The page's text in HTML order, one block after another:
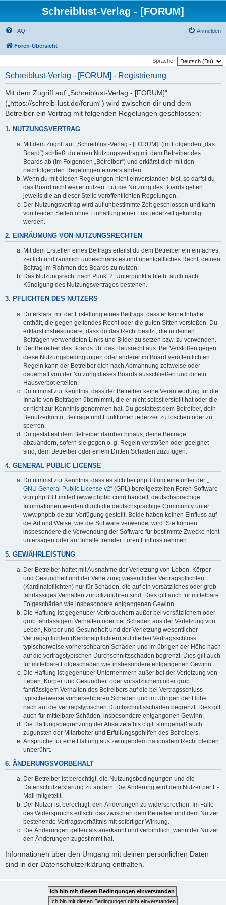
Schreiblust-Verlag - [FORUM]
FAQ Anmelden
Foren-Übersicht
Sprache:
Schreiblust-Verlag - [FORUM] - Registrierung
Mit dem Zugriff auf „Schreiblust-Verlag - [FORUM]“
(„https://schreib-lust.de/forum“) wird zwischen dir und dem
Betreiber ein Vertrag mit folgenden Regelungen geschlossen:
1. NUTZUNGSVERTRAG
Mit dem Zugriff auf „Schreiblust-Verlag - [FORUM]“ (im Folgenden „das
Board“) schließt du einen Nutzungsvertrag mit dem Betreiber des
Boards ab (im Folgenden „Betreiber“) und erklärst dich mit den
nachfolgenden Regelungen einverstanden.
Wenn du mit diesen Regelungen nicht einverstanden bist, so darfst du
das Board nicht weiter nutzen. Für die Nutzung des Boards gelten
jeweils die an dieser Stelle veröffentlichten Regelungen.
Der Nutzungsvertrag wird auf unbestimmte Zeit geschlossen und kann
von beiden Seiten ohne Einhaltung einer Frist jederzeit gekündigt
werden.
2. EINRÄUMUNG VON NUTZUNGSRECHTEN
Mit dem Erstellen eines Beitrags erteilst du dem Betreiber ein einfaches,
zeitlich und räumlich unbeschränktes und unentgeltliches Recht, deinen
Beitrag im Rahmen des Boards zu nutzen.
Das Nutzungsrecht nach Punkt 2, Unterpunkt a bleibt auch nach
Kündigung des Nutzungsvertrages bestehen.
3. PFLICHTEN DES NUTZERS
Du erklärst mit der Erstellung eines Beitrags, dass er keine Inhalte
enthält, die gegen geltendes Recht oder die guten Sitten verstoßen. Du
erklärst insbesondere, dass du das Recht besitzt, die in deinen
Beiträgen verwendeten Links und Bilder zu setzen bzw. zu verwenden.
Der Betreiber des Boards übt das Hausrecht aus. Bei Verstößen gegen
diese Nutzungsbedingungen oder anderer im Board veröffentlichten
Regeln kann der Betreiber dich nach Abmahnung zeitweise oder
dauerhaft von der Nutzung dieses Boards ausschließen und dir ein
Hausverbot erteilen.
Du nimmst zur Kenntnis, dass der Betreiber keine Verantwortung für die
Inhalte von Beiträgen übernimmt, die er nicht selbst erstellt hat oder die
er nicht zur Kenntnis genommen hat. Du gestattest dem Betreiber, dein
Benutzerkonto, Beiträge und Funktionen jederzeit zu löschen oder zu
sperren.
Du gestattest dem Betreiber darüber hinaus, deine Beiträge
abzuändern, sofern sie gegen o. g. Regeln verstoßen oder geeignet
sind, dem Betreiber oder einem Dritten Schaden zuzufügen.
4. GENERAL PUBLIC LICENSE
Du nimmst zur Kenntnis, dass es sich bei phpBB um eine unter der „
GNU General Public License v2“ (GPL) bereitgestellten Foren-Software
von phpBB Limited (www.phpbb.com) handelt; deutschsprachige
Informationen werden durch die deutschsprachige Community unter
www.phpbb.de zur Verfügung gestellt. Beide haben keinen Einfluss auf
die Art und Weise, wie die Software verwendet wird. Sie können
insbesondere die Verwendung der Software für bestimmte Zwecke nicht
untersagen oder auf Inhalte fremder Foren Einfluss nehmen.
5. GEWÄHRLEISTUNG
Der Betreiber haftet mit Ausnahme der Verletzung von Leben, Körper
und Gesundheit und der Verletzung wesentlicher Vertragspflichten
(Kardinalpflichten) nur für Schäden, die auf ein vorsätzliches oder grob
fahrlässiges Verhalten zurückzuführen sind. Dies gilt auch für mittelbare
Folgeschäden wie insbesondere entgangenen Gewinn.
Die Haftung ist gegenüber Verbrauchern außer bei vorsätzlichem oder
grob fahrlässigem Verhalten oder bei Schäden aus der Verletzung von
Leben, Körper und Gesundheit und der Verletzung wesentlicher
Vertragspflichten (Kardinalpflichten) auf die bei Vertragsschluss
typischerweise vorhersehbaren Schäden und im übrigen der Höhe nach
auf die vertragstypischen Durchschnittsschäden begrenzt. Dies gilt auch
für mittelbare Folgeschäden wie insbesondere entgangenen Gewinn.
Die Haftung ist gegenüber Unternehmern außer bei der Verletzung von
Leben, Körper und Gesundheit oder vorsätzlichem oder grob
fahrlässigem Verhalten des Betreibers auf die bei Vertragsschluss
typischerweise vorhersehbaren Schäden und im Übrigen der Höhe
nach auf die vertragstypischen Durchschnittsschäden begrenzt. Dies gilt
auch für mittelbare Schäden, insbesondere entgangenen Gewinn.
Die Haftungsbegrenzung der Absätze a bis c gilt sinngemäß auch
zugunsten der Mitarbeiter und Erfüllungsgehilfen des Betreibers.
Ansprüche für eine Haftung aus zwingendem nationalem Recht bleiben
unberührt.
6. ÄNDERUNGSVORBEHALT
Der Betreiber ist berechtigt, die Nutzungsbedingungen und die
Datenschutzerklärung zu ändern. Die Änderung wird dem Nutzer per E-
Mail mitgeteilt.
Der Nutzer ist berechtigt, den Änderungen zu widersprechen. Im Falle
des Widerspruchs erlischt das zwischen dem Betreiber und dem Nutzer
bestehende Vertragsverhältnis mit sofortiger Wirkung.
Die Änderungen gelten als anerkannt und verbindlich, wenn der Nutzer
den Änderungen zugestimmt hat.
Informationen über den Umgang mit deinen persönlichen Daten
sind in der Datenschutzerklärung enthalten.